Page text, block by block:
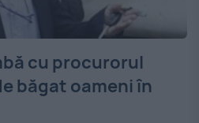
cu procurorul
băgat oameni în